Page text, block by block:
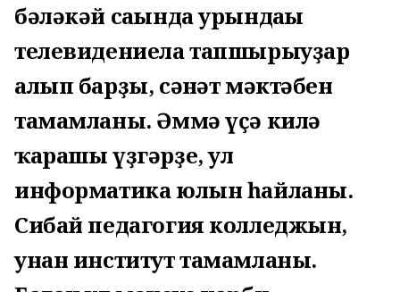
бәләкәй сағында урындағы
телевидениела тапшырыуҙар
алып барҙы, сәнғәт мәктәбен
тамамланы. Әммә үҫә килә
ҡарашы үҙгәрҙе, ул
информатика юлын һайланы.
Сибай педагогия колледжын,
унан институт тамамланы.